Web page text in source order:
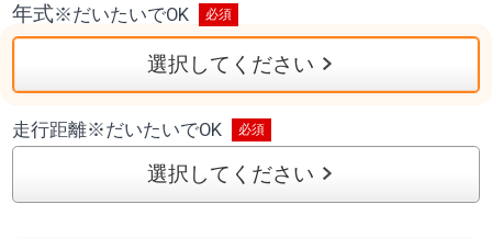
年式※だいたいでOK
選択してください
走行距離※だいたいでOK
選択してください